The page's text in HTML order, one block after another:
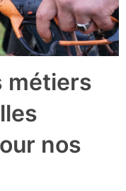
métiers
nos